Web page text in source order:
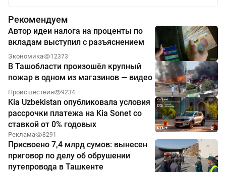
Рекомендуем
Автор идеи налога на проценты по
вкладам выступил с разъяснением
Экономика 12373
В Ташобласти произошёл крупный
пожар в одном из магазинов — видео
Происшествия 9234
Kia Uzbekistan опубликовала условия
рассрочки платежа на Kia Sonet со
ставкой от 0% годовых
Реклама 8291
Присвоено 7,4 млрд сумов: вынесен
приговор по делу об обрушении
путепровода в Ташкенте